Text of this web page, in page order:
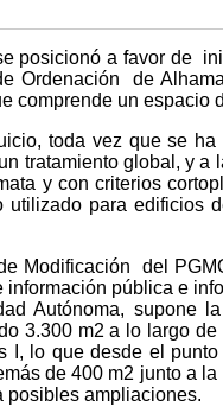
posicionó a favor de
Ordenación de
comprende un espacio
toda vez que se
tratamiento global, y a
y con criterios
utilizado para edificios
Modificación del
información pública e
Autónoma, supone
3.300 m2 a lo largo
I, lo que desde el
de 400 m2 junto a
posibles ampliaciones.